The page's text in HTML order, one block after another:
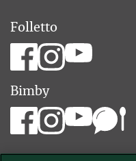
Folletto
Bimby